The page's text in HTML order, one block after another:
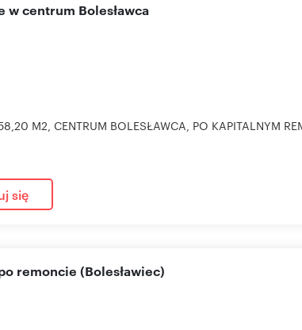
w centrum Bolesławca
M2, CENTRUM BOLESŁAWCA, PO KAPITALNYM
się
remoncie (Bolesławiec)